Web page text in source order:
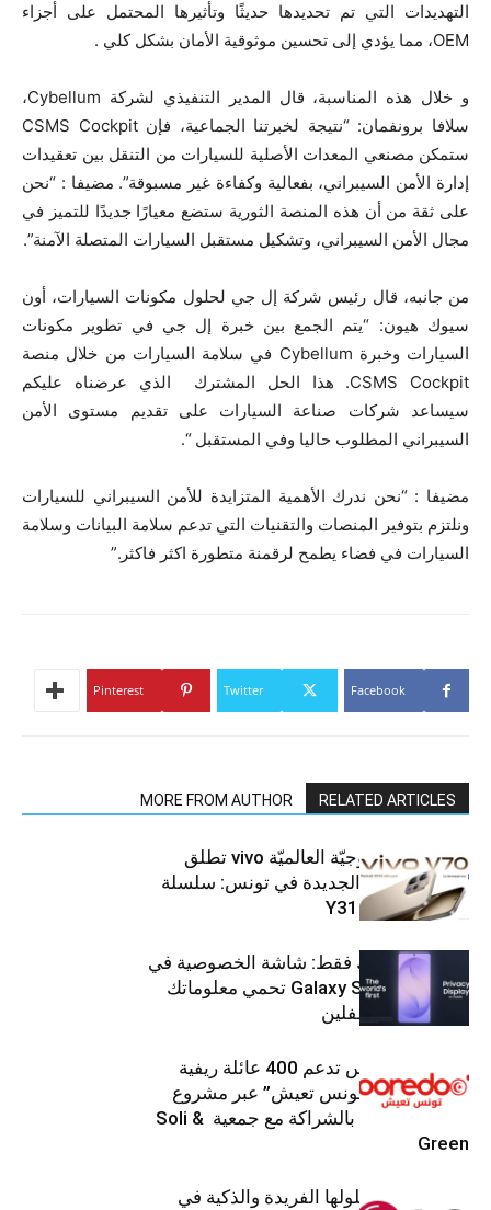
التهديدات التي تم تحديدها حديثًا وتأثيرها المحتمل على أجزاء
OEM، مما يؤدي إلى تحسين موثوقية الأمان بشكل كلي .
و خلال هذه المناسبة، قال المدير التنفيذي لشركة Cybellum،
سلافا برونفمان: “نتيجة لخبرتنا الجماعية، فإن CSMS Cockpit
ستمكن مصنعي المعدات الأصلية للسيارات من التنقل بين تعقيدات
إدارة الأمن السيبراني، بفعالية وكفاءة غير مسبوقة”. مضيفا : “نحن
على ثقة من أن هذه المنصة الثورية ستضع معيارًا جديدًا للتميز في
مجال الأمن السيبراني، وتشكيل مستقبل السيارات المتصلة الآمنة”.
من جانبه، قال رئيس شركة إل جي لحلول مكونات السيارات، أون
سيوك هيون: “يتم الجمع بين خبرة إل جي في تطوير مكونات
السيارات وخبرة Cybellum في سلامة السيارات من خلال منصة
CSMS Cockpit. هذا الحل المشترك الذي عرضناه عليكم
سيساعد شركات صناعة السيارات على تقديم مستوى الأمن
السيبراني المطلوب حاليا وفي المستقبل “.
مضيفا : “نحن ندرك الأهمية المتزايدة للأمن السيبراني للسيارات
ونلتزم بتوفير المنصات والتقنيات التي تدعم سلامة البيانات وسلامة
السيارات في فضاء يطمح لرقمنة متطورة اكثر فاكثر.”
Facebook
Twitter
Pinterest
RELATED ARTICLES
MORE FROM AUTHOR
العلامة التّكنولوجيّة العالميّة vivo تطلق
هواتفها الذكيّة الجديدة في تونس: سلسلة
V70 وسلسلة Y31
شاشتك، لعينيك فقط: شاشة الخصوصية في
جهاز Galaxy S26 Ultra تحمي معلوماتك
من أعين المتطفلين
Ooredoo تونس تدعم 400 عائلة ريفية
ضمن برنامج “تونس تعيش” عبر مشروع
تنموي مستدام بالشراكة مع جمعية Soli &
Green
إل جي تقدم حلولها الفريدة والذكية في